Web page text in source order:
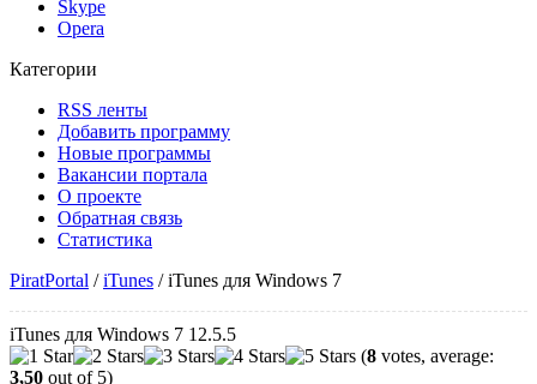
Skype
Opera
Категории
RSS ленты
Добавить программу
Новые программы
Вакансии портала
О проекте
Обратная связь
Статистика
PiratPortal /iTunes /iTunes для Windows 7
iTunes для Windows 7 12.5.5
(8 votes, average:
3,50 out of 5)